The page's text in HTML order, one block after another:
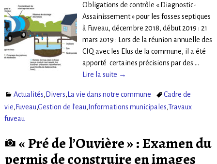
Obligations de contrôle « Diagnostic-
Assainissement » pour les fosses septiques
à Fuveau, décembre 2018, début 2019 : 21
mars 2019 : Lors de la réunion annuelle des
CIQ avec les Elus de la commune, il a été
apporté certaines précisions par des …
Lire la suite →
Actualités, Divers, La vie dans notre commune
Cadre de
vie, Fuveau,Gestion de l'eau, Informations municipales,Travaux
fuveau
« Pré de l’Ouvière » : Examen du
permis de construire en images